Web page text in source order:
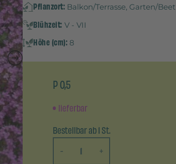
Pflanzort: Balkon/Terrasse, Garten/Beet
Blühzeit: V - VII
Höhe (cm): 8
P 0,5
lieferbar
Bestellbar ab 1 St.
-
+